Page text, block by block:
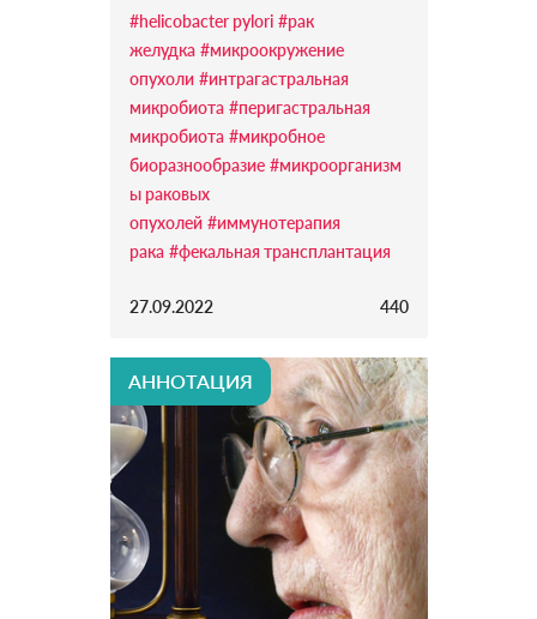
#helicobacter pylori #рак
желудка #микроокружение
опухоли #интрагастральная
микробиота #перигастральная
микробиота #микробное
биоразнообразие #микроорганизм
ы раковых
опухолей #иммунотерапия
рака #фекальная трансплантация
27.09.2022 440
АННОТАЦИЯ